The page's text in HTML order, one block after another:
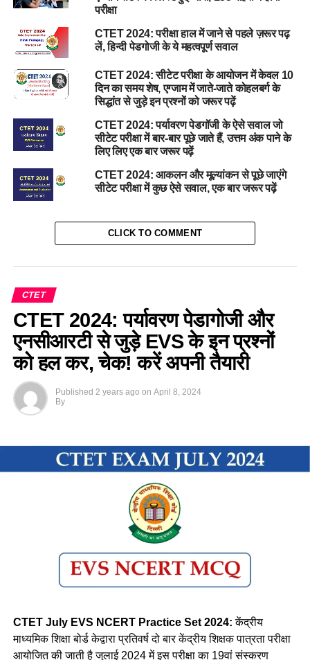
परीक्षा
CTET 2024: परीक्षा हाल में जाने से पहले ज़रूर पढ़
लें, हिन्दी पेडगोजी के ये महत्वपूर्ण सवाल
CTET 2024: सीटेट परीक्षा के आयोजन में केवल 10
दिन का समय शेष, एग्जाम में जाते-जाते कोहलबर्ग के
सिद्धांत से जुड़े इन प्रश्नों को जरूर पढ़ें
CTET 2024: पर्यावरण पेडगॉजी के ऐसे सवाल जो
सीटेट परीक्षा में बार-बार पूछे जाते हैं, उत्तम अंक पाने के
लिए लिए एक बार जरूर पढ़ें
CTET 2024: आकलन और मूल्यांकन से पूछे जाएंगे
सीटेट परीक्षा में कुछ ऐसे सवाल, एक बार जरूर पढ़ें
CLICK TO COMMENT
CTET
CTET 2024: पर्यावरण पेडागोजी और
एनसीआरटी से जुड़े EVS के इन प्रश्नों
को हल कर, चेक! करें अपनी तैयारी
Published 2 years ago on April 8, 2024
By
CTET July EVS NCERT Practice Set 2024: केंद्रीय
माध्यमिक शिक्षा बोर्ड केद्वारा प्रतिवर्ष दो बार केंद्रीय शिक्षक पात्रता परीक्षा
आयोजित की जाती है जुलाई 2024 में इस परीक्षा का 19वां संस्करण